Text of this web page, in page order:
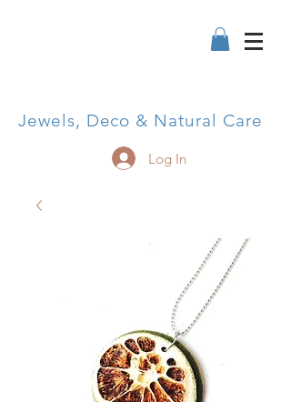
Jewels, Deco & Natural Care
Log In